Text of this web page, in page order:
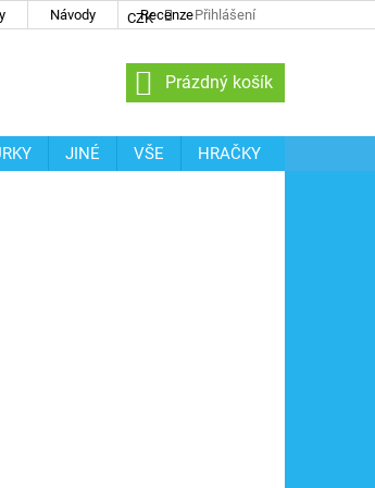
Návody Recenze
CZK Přihlášení
NÁKUPNÍ
KOŠÍK
Prázdný košík
JINÉ VŠE
HRAČKY